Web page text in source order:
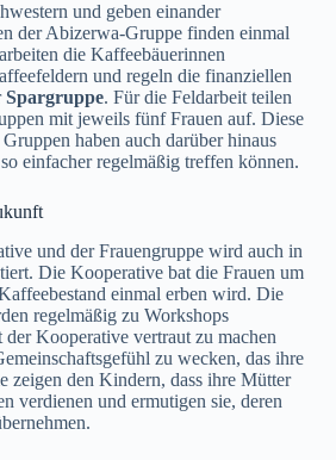
und geben einander
der Abizerwa-Gruppe finden einmal
die Kaffeebäuerinnen
und regeln die finanziellen
Spargruppe. Für die Feldarbeit teilen
mit jeweils fünf Frauen auf. Diese
haben auch darüber hinaus
einfacher regelmäßig treffen können.
und der Frauengruppe wird auch in
Die Kooperative bat die Frauen um
einmal erben wird. Die
regelmäßig zu Workshops
der Kooperative vertraut zu machen
zu wecken, das ihre
zeigen den Kindern, dass ihre Mütter
verdienen und ermutigen sie, deren